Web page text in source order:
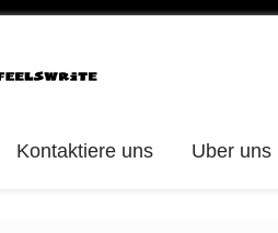
Kontaktiere uns Uber uns